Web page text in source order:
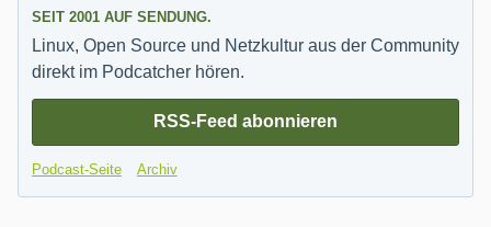
SEIT 2001 AUF SENDUNG.
Linux, Open Source und Netzkultur aus der Community
direkt im Podcatcher hören.
RSS-Feed abonnieren
Podcast-Seite Archiv